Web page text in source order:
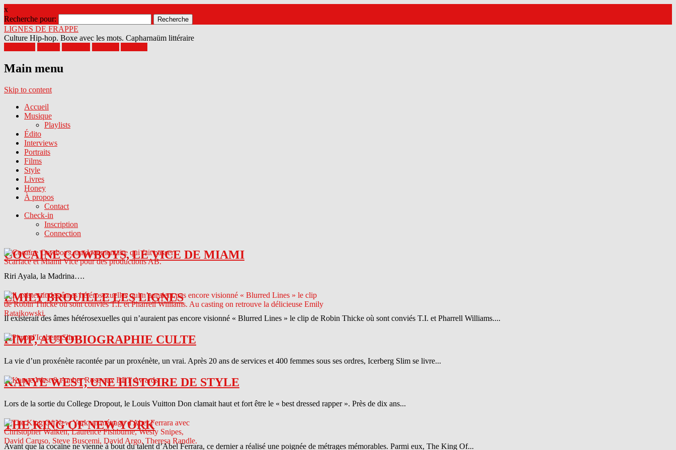
x
Recherche pour:
LIGNES DE FRAPPE
Culture Hip-hop. Boxe avec les mots. Capharnaüm littéraire
Main menu
Skip to content
Accueil
Musique
Playlists
Édito
Interviews
Portraits
Films
Style
Livres
Honey
À propos
Contact
Check-in
Inscription
Connection
COCAINE COWBOYS, LE VICE DE MIAMI
Riri Ayala, la Madrina….
EMILY BROUILLE LES LIGNES
Il existerait des âmes hétérosexuelles qui n’auraient pas encore visionné « Blurred Lines » le clip de Robin Thicke où sont conviés T.I. et Pharrell Williams....
PIMP, AUTOBIOGRAPHIE CULTE
La vie d’un proxénète racontée par un proxénète, un vrai. Après 20 ans de services et 400 femmes sous ses ordres, Icerberg Slim se livre...
KANYE WEST, UNE HISTOIRE DE STYLE
Lors de la sortie du College Dropout, le Louis Vuitton Don clamait haut et fort être le « best dressed rapper ». Près de dix ans...
THE KING OF NEW YORK
Avant que la cocaïne ne vienne à bout du talent d’Abel Ferrara, ce dernier a réalisé une poignée de métrages mémorables. Parmi eux, The King Of...